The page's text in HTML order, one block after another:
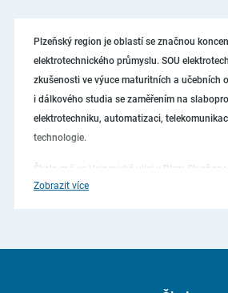
Plzeňský region je oblastí se značnou
elektrotechnického průmyslu. SOU
zkušenosti ve výuce maturitních a učebních
i dálkového studia se zaměřením na
elektrotechniku, automatizaci,
technologie.
Škola má ve Vejprnické ulici v Plzni-
školu, ubytovací a stravovací zařízení a
Zobrazit více